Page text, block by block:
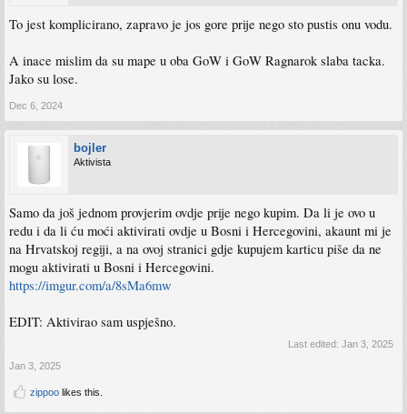
To jest komplicirano, zapravo je jos gore prije nego sto pustis onu vodu.
A inace mislim da su mape u oba GoW i GoW Ragnarok slaba tacka.
Jako su lose.
Dec 6, 2024
bojler
Aktivista
Samo da još jednom provjerim ovdje prije nego kupim. Da li je ovo u
redu i da li ću moći aktivirati ovdje u Bosni i Hercegovini, akaunt mi je
na Hrvatskoj regiji, a na ovoj stranici gdje kupujem karticu piše da ne
mogu aktivirati u Bosni i Hercegovini.
https://imgur.com/a/8sMa6mw
EDIT: Aktivirao sam uspješno.
Last edited: Jan 3, 2025
Jan 3, 2025
zippoo likes this.